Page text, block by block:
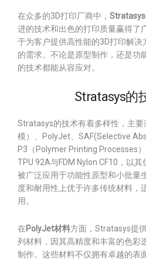
在众多的3D打印厂商中， Stratasys
进的技术和出色的打印质量赢得了
于为客户提供高性能的3D打印解
的需求。不论是原型制作，还是功
的技术都能从容应对。
Stratasys的
Stratasys的技术有着多样性，主要
模）、PolyJet、SAF(Selective
P3（Polymer Printing Processes）
TPU 92A与FDM Nylon CF10，以
被广泛应用于功能性原型和小批量
度和耐用性上优于许多传统材料，
用。
在PolyJet材料方面，Stratasys提
列材料，因其高精度和丰富的色彩
制作。这些材料不仅拥有卓越的表